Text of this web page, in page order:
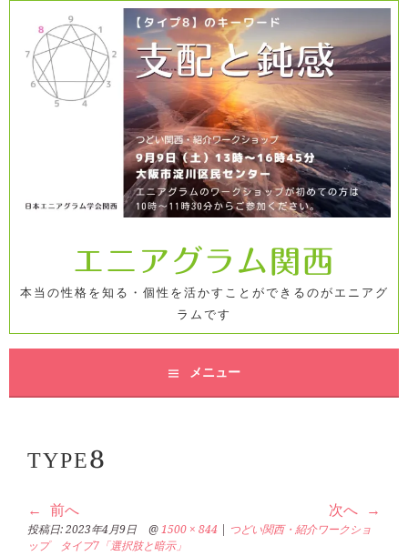
エニアグラム関西
本当の性格を知る・個性を活かすことができるのがエニアグ
ラムです
メニュー
TYPE8
前へ 次へ
投稿日:2023年4月9日 @1500 × 844
つどい関西・紹介ワークショ
ップ タイプ7「選択肢と暗示」